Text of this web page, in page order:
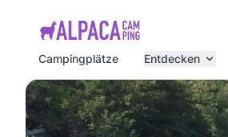
Campingplätze
Entdecken